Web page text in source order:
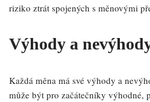
riziko ztrát spojených s měnovými
Výhody a
Každá měna má své výhody a
může být pro začátečníky výhodné,